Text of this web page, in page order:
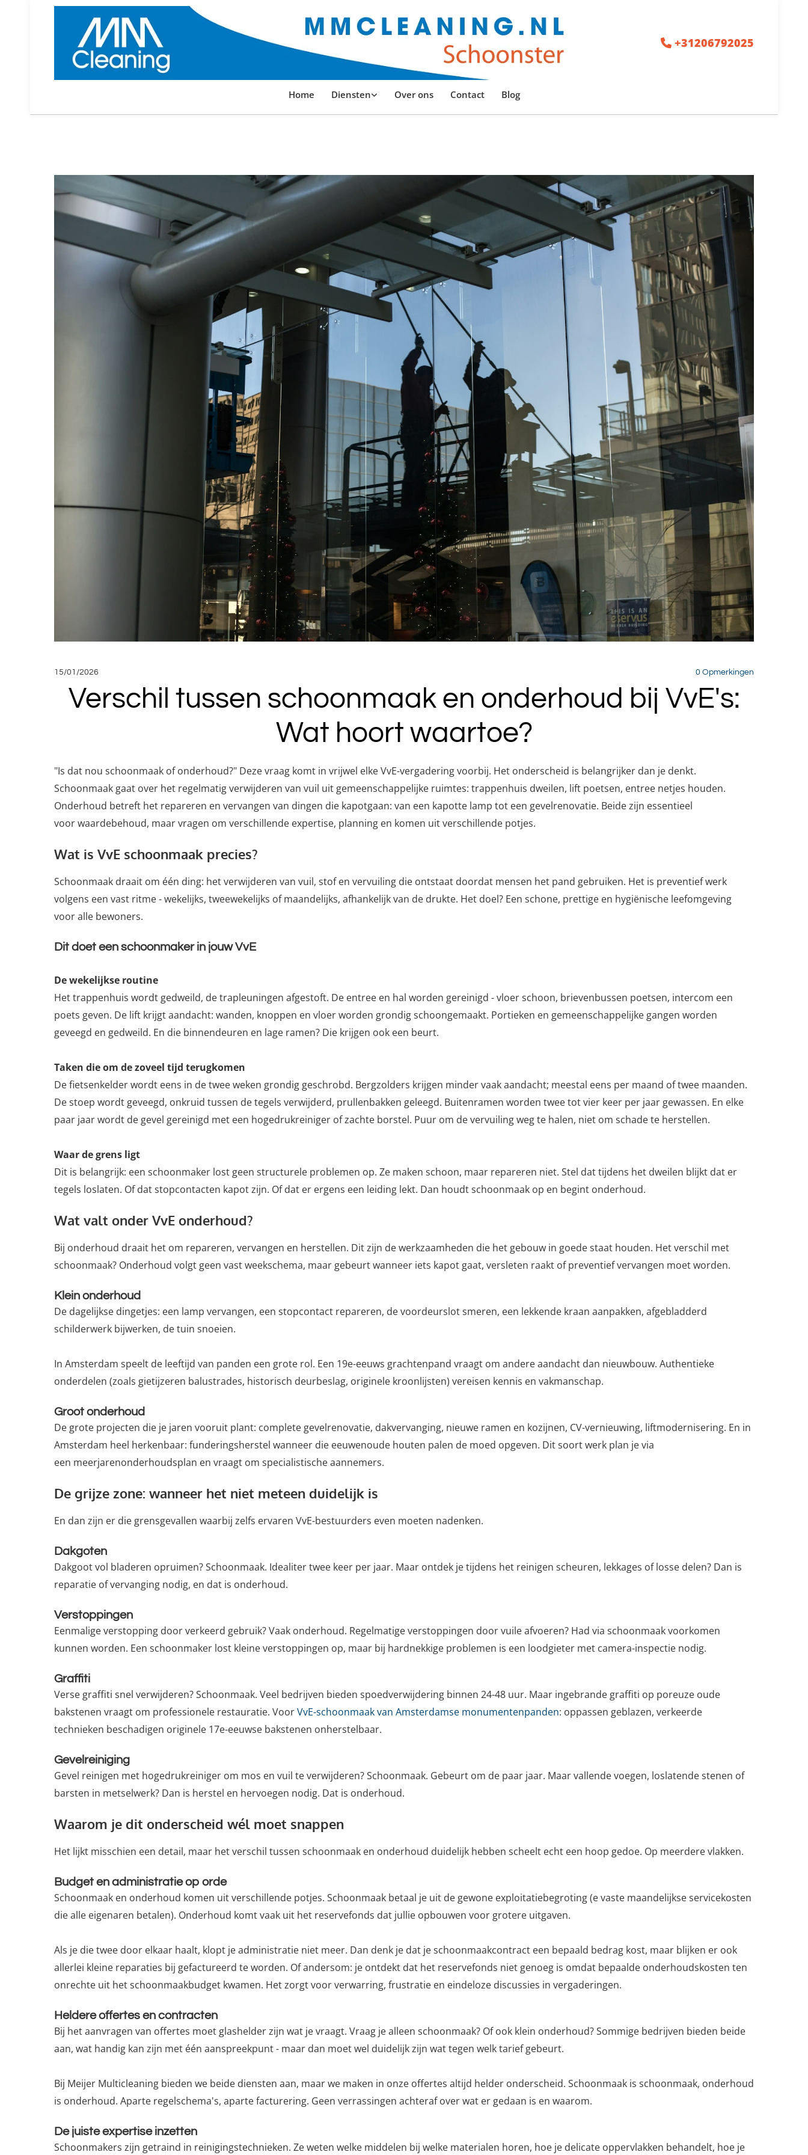
 +31206792025
Home Diensten Over ons Contact Blog
15/01/2026 0 Opmerkingen
Verschil tussen schoonmaak en onderhoud bij VvE's:
Wat hoort waartoe?
"Is dat nou schoonmaak of onderhoud?" Deze vraag komt in vrijwel elke VvE-vergadering voorbij. Het onderscheid is belangrijker dan je denkt.
Schoonmaak gaat over het regelmatig verwijderen van vuil uit gemeenschappelijke ruimtes: trappenhuis dweilen, lift poetsen, entree netjes houden.
Onderhoud betreft het repareren en vervangen van dingen die kapotgaan: van een kapotte lamp tot een gevelrenovatie. Beide zijn essentieel
voor waardebehoud, maar vragen om verschillende expertise, planning en komen uit verschillende potjes.
Wat is VvE schoonmaak precies?
Schoonmaak draait om één ding: het verwijderen van vuil, stof en vervuiling die ontstaat doordat mensen het pand gebruiken. Het is preventief werk
volgens een vast ritme - wekelijks, tweewekelijks of maandelijks, afhankelijk van de drukte. Het doel? Een schone, prettige en hygiënische leefomgeving
voor alle bewoners.
Dit doet een schoonmaker in jouw VvE
De wekelijkse routine
Het trappenhuis wordt gedweild, de trapleuningen afgestoft. De entree en hal worden gereinigd - vloer schoon, brievenbussen poetsen, intercom een
poets geven. De lift krijgt aandacht: wanden, knoppen en vloer worden grondig schoongemaakt. Portieken en gemeenschappelijke gangen worden
geveegd en gedweild. En die binnendeuren en lage ramen? Die krijgen ook een beurt.
Taken die om de zoveel tijd terugkomen
De fietsenkelder wordt eens in de twee weken grondig geschrobd. Bergzolders krijgen minder vaak aandacht; meestal eens per maand of twee maanden.
De stoep wordt geveegd, onkruid tussen de tegels verwijderd, prullenbakken geleegd. Buitenramen worden twee tot vier keer per jaar gewassen. En elke
paar jaar wordt de gevel gereinigd met een hogedrukreiniger of zachte borstel. Puur om de vervuiling weg te halen, niet om schade te herstellen.
Waar de grens ligt
Dit is belangrijk: een schoonmaker lost geen structurele problemen op. Ze maken schoon, maar repareren niet. Stel dat tijdens het dweilen blijkt dat er
tegels loslaten. Of dat stopcontacten kapot zijn. Of dat er ergens een leiding lekt. Dan houdt schoonmaak op en begint onderhoud.
Wat valt onder VvE onderhoud?
Bij onderhoud draait het om repareren, vervangen en herstellen. Dit zijn de werkzaamheden die het gebouw in goede staat houden. Het verschil met
schoonmaak? Onderhoud volgt geen vast weekschema, maar gebeurt wanneer iets kapot gaat, versleten raakt of preventief vervangen moet worden.
Klein onderhoud
De dagelijkse dingetjes: een lamp vervangen, een stopcontact repareren, de voordeurslot smeren, een lekkende kraan aanpakken, afgebladderd
schilderwerk bijwerken, de tuin snoeien.
In Amsterdam speelt de leeftijd van panden een grote rol. Een 19e-eeuws grachtenpand vraagt om andere aandacht dan nieuwbouw. Authentieke
onderdelen (zoals gietijzeren balustrades, historisch deurbeslag, originele kroonlijsten) vereisen kennis en vakmanschap.
Groot onderhoud
De grote projecten die je jaren vooruit plant: complete gevelrenovatie, dakvervanging, nieuwe ramen en kozijnen, CV-vernieuwing, liftmodernisering. En in
Amsterdam heel herkenbaar: funderingsherstel wanneer die eeuwenoude houten palen de moed opgeven. Dit soort werk plan je via
een meerjarenonderhoudsplan en vraagt om specialistische aannemers.
De grijze zone: wanneer het niet meteen duidelijk is
En dan zijn er die grensgevallen waarbij zelfs ervaren VvE-bestuurders even moeten nadenken.
Dakgoten
Dakgoot vol bladeren opruimen? Schoonmaak. Idealiter twee keer per jaar. Maar ontdek je tijdens het reinigen scheuren, lekkages of losse delen? Dan is
reparatie of vervanging nodig, en dat is onderhoud.
Verstoppingen
Eenmalige verstopping door verkeerd gebruik? Vaak onderhoud. Regelmatige verstoppingen door vuile afvoeren? Had via schoonmaak voorkomen
kunnen worden. Een schoonmaker lost kleine verstoppingen op, maar bij hardnekkige problemen is een loodgieter met camera-inspectie nodig.
Graffiti
Verse graffiti snel verwijderen? Schoonmaak. Veel bedrijven bieden spoedverwijdering binnen 24-48 uur. Maar ingebrande graffiti op poreuze oude
bakstenen vraagt om professionele restauratie. VoorVvE-schoonmaak van Amsterdamse monumentenpanden: oppassen geblazen, verkeerde
technieken beschadigen originele 17e-eeuwse bakstenen onherstelbaar.
Gevelreiniging
Gevel reinigen met hogedrukreiniger om mos en vuil te verwijderen? Schoonmaak. Gebeurt om de paar jaar. Maar vallende voegen, loslatende stenen of
barsten in metselwerk? Dan is herstel en hervoegen nodig. Dat is onderhoud.
Waarom je dit onderscheid wél moet snappen
Het lijkt misschien een detail, maar het verschil tussen schoonmaak en onderhoud duidelijk hebben scheelt echt een hoop gedoe. Op meerdere vlakken.
Budget en administratie op orde
Schoonmaak en onderhoud komen uit verschillende potjes. Schoonmaak betaal je uit de gewone exploitatiebegroting (e vaste maandelijkse servicekosten
die alle eigenaren betalen). Onderhoud komt vaak uit het reservefonds dat jullie opbouwen voor grotere uitgaven.
Als je die twee door elkaar haalt, klopt je administratie niet meer. Dan denk je dat je schoonmaakcontract een bepaald bedrag kost, maar blijken er ook
allerlei kleine reparaties bij gefactureerd te worden. Of andersom: je ontdekt dat het reservefonds niet genoeg is omdat bepaalde onderhoudskosten ten
onrechte uit het schoonmaakbudget kwamen. Het zorgt voor verwarring, frustratie en eindeloze discussies in vergaderingen.
Heldere offertes en contracten
Bij het aanvragen van offertes moet glashelder zijn wat je vraagt. Vraag je alleen schoonmaak? Of ook klein onderhoud? Sommige bedrijven bieden beide
aan, wat handig kan zijn met één aanspreekpunt - maar dan moet wel duidelijk zijn wat tegen welk tarief gebeurt.
Bij Meijer Multicleaning bieden we beide diensten aan, maar we maken in onze offertes altijd helder onderscheid. Schoonmaak is schoonmaak, onderhoud
is onderhoud. Aparte regelschema's, aparte facturering. Geen verrassingen achteraf over wat er gedaan is en waarom.
De juiste expertise inzetten
Schoonmakers zijn getraind in reinigingstechnieken. Ze weten welke middelen bij welke materialen horen, hoe je delicate oppervlakken behandelt, hoe je